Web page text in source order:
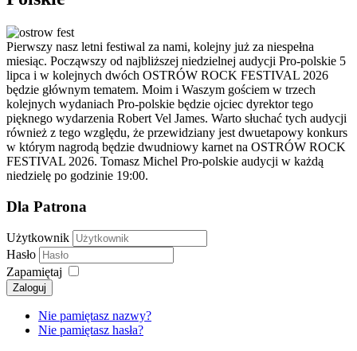
Pierwszy nasz letni festiwal za nami, kolejny już za niespełna
miesiąc. Począwszy od najbliższej niedzielnej audycji Pro-polskie 5
lipca i w kolejnych dwóch OSTRÓW ROCK FESTIVAL 2026
będzie głównym tematem. Moim i Waszym gościem w trzech
kolejnych wydaniach Pro-polskie będzie ojciec dyrektor tego
pięknego wydarzenia Robert Vel James. Warto słuchać tych audycji
również z tego względu, że przewidziany jest dwuetapowy konkurs
w którym nagrodą będzie dwudniowy karnet na OSTRÓW ROCK
FESTIVAL 2026. Tomasz Michel Pro-polskie audycji w każdą
niedzielę po godzinie 19:00.
Dla Patrona
Użytkownik
Hasło
Zapamiętaj
Zaloguj
Nie pamiętasz nazwy?
Nie pamiętasz hasła?